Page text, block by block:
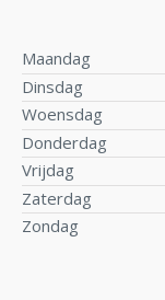
Maandag
Dinsdag
Woensdag
Donderdag
Vrijdag
Zaterdag
Zondag